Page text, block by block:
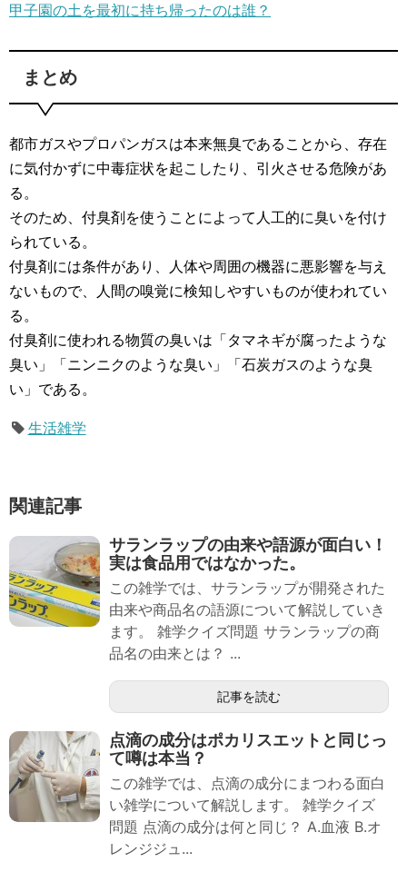
甲子園の土を最初に持ち帰ったのは誰？
まとめ
都市ガスやプロパンガスは本来無臭であることから、存在
に気付かずに中毒症状を起こしたり、引火させる危険があ
る。
そのため、付臭剤を使うことによって人工的に臭いを付け
られている。
付臭剤には条件があり、人体や周囲の機器に悪影響を与え
ないもので、人間の嗅覚に検知しやすいものが使われてい
る。
付臭剤に使われる物質の臭いは「タマネギが腐ったような
臭い」「ニンニクのような臭い」「石炭ガスのような臭
い」である。
生活雑学
関連記事
サランラップの由来や語源が面白い！
実は食品用ではなかった。
この雑学では、サランラップが開発された
由来や商品名の語源について解説していき
ます。 雑学クイズ問題 サランラップの商
品名の由来とは？ ...
記事を読む
点滴の成分はポカリスエットと同じっ
て噂は本当？
この雑学では、点滴の成分にまつわる面白
い雑学について解説します。 雑学クイズ
問題 点滴の成分は何と同じ？ A.血液 B.オ
レンジジュ...